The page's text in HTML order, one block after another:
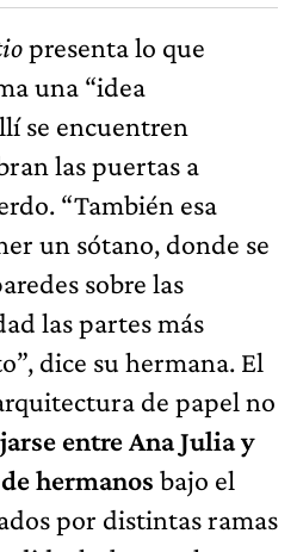
presenta lo que
una “idea
se encuentren
las puertas a
“También esa
un sótano, donde se
sobre las
las partes más
dice su hermana. El
de papel no
entre Ana Julia y
hermanos bajo el
por distintas ramas